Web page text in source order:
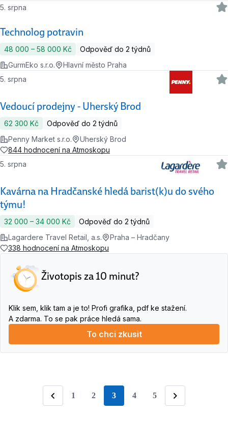
Technolog potravin
5. srpna
48 000 ‍–‍ 58 000 Kč
Odpověď do 2 týdnů
GurmEko s.r.o.
Hlavní město Praha
Vedoucí prodejny - Uherský Brod
5. srpna
62 300 Kč
Odpověď do 2 týdnů
Penny Market s.r.o.
Uherský Brod
844 hodnocení na Atmoskopu
Kavárna na Hradčanské hledá barist(k)u do svého
týmu!
5. srpna
32 000 ‍–‍ 34 000 Kč
Odpověď do 2 týdnů
Lagardere Travel Retail, a.s.
Praha – Hradčany
338 hodnocení na Atmoskopu
Životopis za 10 minut?
Klik sem, klik tam a je to! Profi grafika, pdf ke stažení.
A zdarma. To se pak práce hledá sama.
To chci zkusit
Předchozí
1 2 stránka
3 4 5
Následující